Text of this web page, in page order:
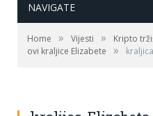
NAVIGATE
Home » Vijesti »
Kripto
ovi kraljice Elizabete
»